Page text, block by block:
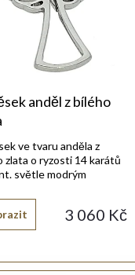
anděl z bílého
3 060 Kč
ve tvaru anděla z
zlata o ryzosti 14 karátů
světle modrým